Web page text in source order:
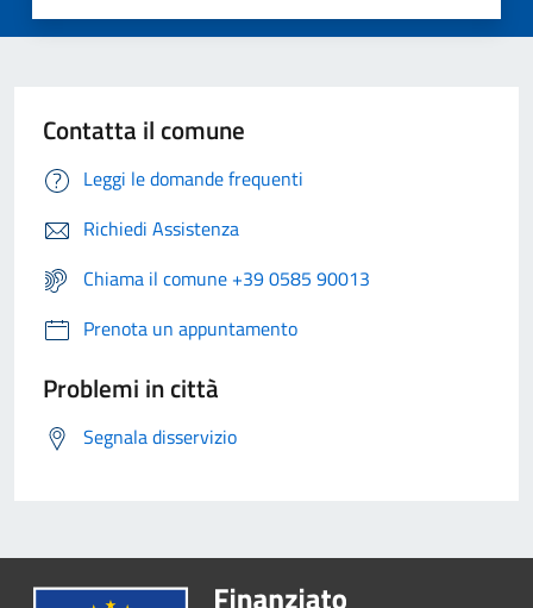
Contatta il comune
Leggi le domande frequenti
Richiedi Assistenza
Chiama il comune +39 0585 90013
Prenota un appuntamento
Problemi in città
Segnala disservizio